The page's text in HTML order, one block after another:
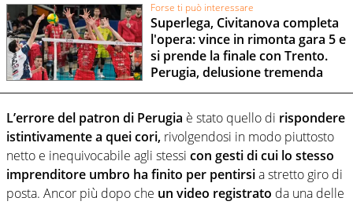
Forse ti può interessare
Superlega, Civitanova completa
l'opera: vince in rimonta gara 5 e
si prende la finale con Trento.
Perugia, delusione tremenda
L’errore del patron di Perugia è stato quello di rispondere
istintivamente a quei cori, rivolgendosi in modo piuttosto
netto e inequivocabile agli stessi con gesti di cui lo stesso
imprenditore umbro ha finito per pentirsia stretto giro di
posta. Ancor più dopo che un video registrato da una delle